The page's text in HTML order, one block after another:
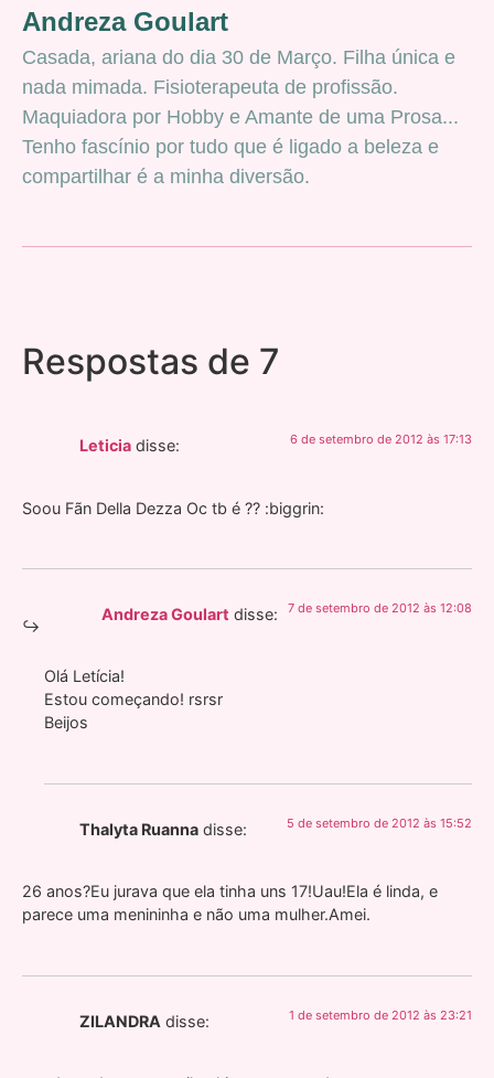
Andreza Goulart
Casada, ariana do dia 30 de Março. Filha única e
nada mimada. Fisioterapeuta de profissão.
Maquiadora por Hobby e Amante de uma Prosa...
Tenho fascínio por tudo que é ligado a beleza e
compartilhar é a minha diversão.
Respostas de 7
Leticia disse: 6 de setembro de 2012 às 17:13
Soou Fãn Della Dezza Oc tb é ?? :biggrin:
Andreza Goulart disse: 7 de setembro de 2012 às 12:08
Olá Letícia!
Estou começando! rsrsr
Beijos
Thalyta Ruanna disse: 5 de setembro de 2012 às 15:52
26 anos?Eu jurava que ela tinha uns 17!Uau!Ela é linda, e
parece uma menininha e não uma mulher.Amei.
ZILANDRA disse: 1 de setembro de 2012 às 23:21